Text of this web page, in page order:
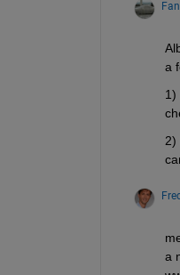
a
1)
2)
a